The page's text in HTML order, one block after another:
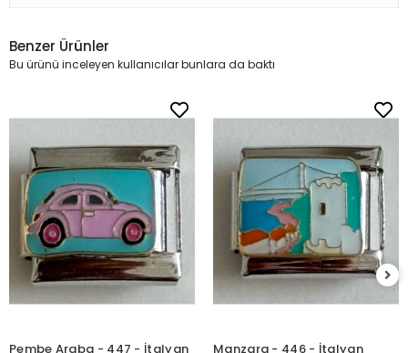
Benzer Ürünler
Bu ürünü inceleyen kullanıcılar bunlara da baktı
Pembe Araba - 447 - İtalyan
Manzara - 446 - İtalyan